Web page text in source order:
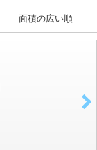
面積の広い順